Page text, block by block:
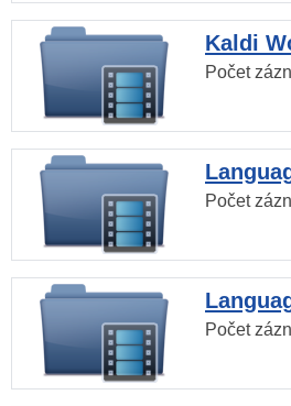
Kaldi
Počet
Počet
Počet